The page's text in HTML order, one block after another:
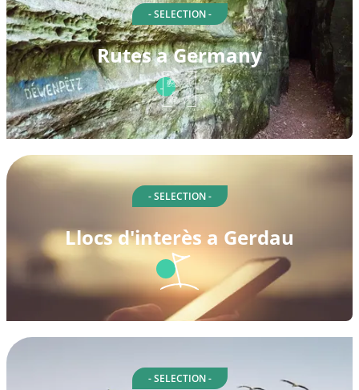
- SELECTION -
Rutes a Germany
- SELECTION -
Llocs d'interès a Gerdau
- SELECTION -